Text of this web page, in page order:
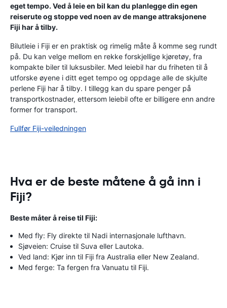
eget tempo. Ved å leie en bil kan du planlegge din egen
reiserute og stoppe ved noen av de mange attraksjonene
Fiji har å tilby.
Bilutleie i Fiji er en praktisk og rimelig måte å komme seg rundt
på. Du kan velge mellom en rekke forskjellige kjøretøy, fra
kompakte biler til luksusbiler. Med leiebil har du friheten til å
utforske øyene i ditt eget tempo og oppdage alle de skjulte
perlene Fiji har å tilby. I tillegg kan du spare penger på
transportkostnader, ettersom leiebil ofte er billigere enn andre
former for transport.
Fullfør Fiji-veiledningen
Hva er de beste måtene å gå inn i
Fiji?
Beste måter å reise til Fiji:
Med fly: Fly direkte til Nadi internasjonale lufthavn.
Sjøveien: Cruise til Suva eller Lautoka.
Ved land: Kjør inn til Fiji fra Australia eller New Zealand.
Med ferge: Ta fergen fra Vanuatu til Fiji.